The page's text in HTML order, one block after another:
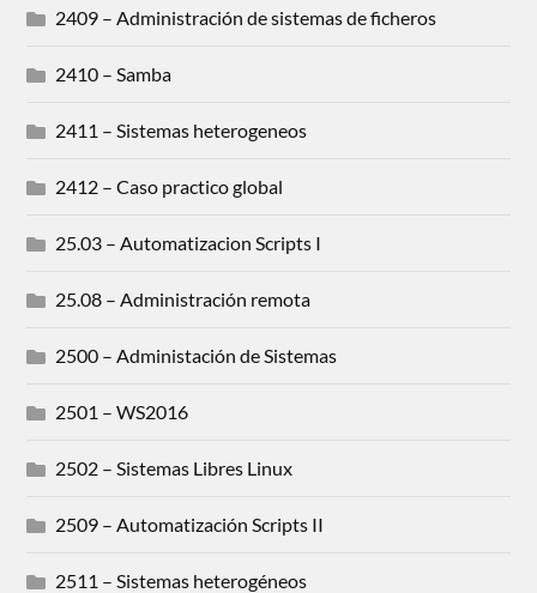
2409 – Administración de sistemas de ficheros
2410 – Samba
2411 – Sistemas heterogeneos
2412 – Caso practico global
25.03 – Automatizacion Scripts I
25.08 – Administración remota
2500 – Administación de Sistemas
2501 – WS2016
2502 – Sistemas Libres Linux
2509 – Automatización Scripts II
2511 – Sistemas heterogéneos